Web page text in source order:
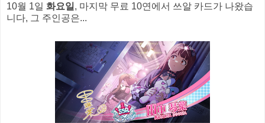
10월 1일 화요일 , 마지막 무료 10연에서 쓰알 카드가 나왔습
니다, 그 주인공은...